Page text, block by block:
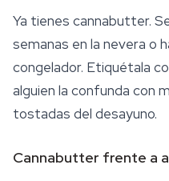
Ya tienes cannabutter.
semanas en la nevera o
congelador. Etiquétala
alguien la confunda con
tostadas del desayuno.
Cannabutter frente a